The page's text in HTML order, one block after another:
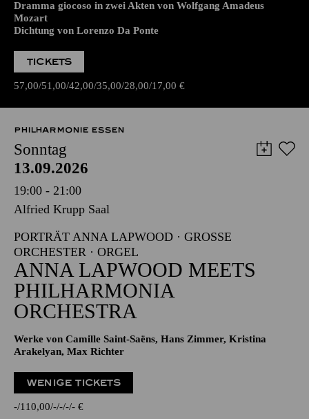
Dramma giocoso in zwei Akten von Wolfgang Amadeus
Mozart
Dichtung von Lorenzo Da Ponte
TICKETS
57,00 51,00 42,00 35,00 28,00 17,00 €
PHILHARMONIE ESSEN
Sonntag
13.09.2026
19:00 - 21:00
Alfried Krupp Saal
PORTRÄT ANNA LAPWOOD · GROSSE O
RCHESTER · ORGEL
ANNA LAPWOOD MEETS
PHILHARMONIA
ORCHESTRA
Werke von Camille Saint-Saëns, Hans Zimmer, Kristina
Arakelyan, Max Richter
WENIGE TICKETS
- 110,00 - - - - €